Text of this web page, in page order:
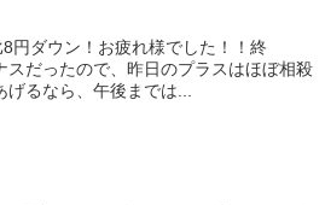
円ダウン！お疲れ様でした！！終
だったので、昨日のプラスはほぼ相殺
るなら、午後までは...